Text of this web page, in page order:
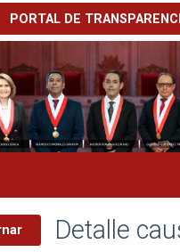
PORTAL DE
Detalle